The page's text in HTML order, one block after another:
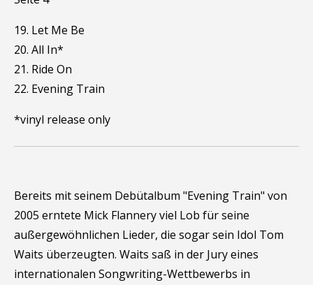
19. Let Me Be
20. All In*
21. Ride On
22. Evening Train
*vinyl release only
Bereits mit seinem Debütalbum "Evening Train" von
2005 erntete Mick Flannery viel Lob für seine
außergewöhnlichen Lieder, die sogar sein Idol Tom
Waits überzeugten. Waits saß in der Jury eines
internationalen Songwriting-Wettbewerbs in